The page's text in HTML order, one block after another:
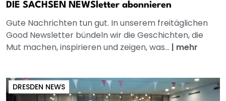
DIE SACHSEN NEWSletter abonnieren
Gute Nachrichten tun gut. In unserem freitäglichen
Good Newsletter bündeln wir die Geschichten, die
Mut machen, inspirieren und zeigen, was... | mehr
DRESDEN NEWS